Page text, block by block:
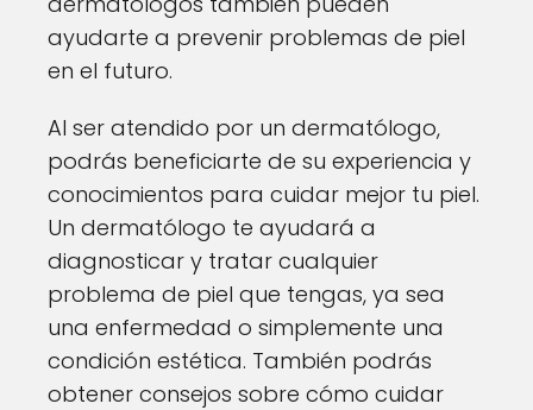
ayudarte a prevenir problemas de piel
en el futuro.
Al ser atendido por un dermatólogo,
podrás beneficiarte de su experiencia y
conocimientos para cuidar mejor tu piel.
Un dermatólogo te ayudará a
diagnosticar y tratar cualquier
problema de piel que tengas, ya sea
una enfermedad o simplemente una
condición estética. También podrás
obtener consejos sobre cómo cuidar